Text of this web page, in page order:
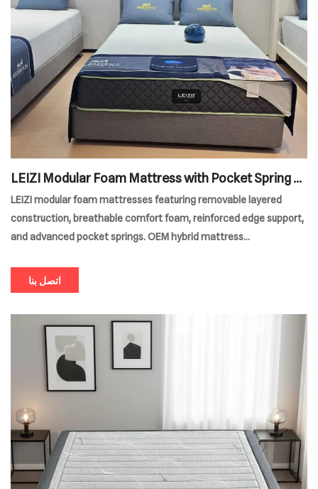
LEIZI Modular Foam Mattress with Pocket Spring S
upport
LEIZI modular foam mattresses featuring removable layered
construction, breathable comfort foam, reinforced edge support,
and advanced pocket springs. OEM hybrid mattress
اتصل بنا